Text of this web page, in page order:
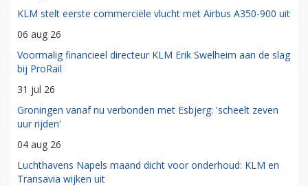
KLM stelt eerste commerciële vlucht met Airbus A350-900 uit
06 aug 26
Voormalig financieel directeur KLM Erik Swelheim aan de slag
bij ProRail
31 jul 26
Groningen vanaf nu verbonden met Esbjerg: 'scheelt zeven
uur rijden'
04 aug 26
Luchthavens Napels maand dicht voor onderhoud: KLM en
Transavia wijken uit